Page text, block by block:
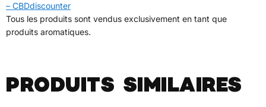
– CBDdiscounter
Tous les produits sont vendus exclusivement en tant que
produits aromatiques.
PRODUITS SIMILAIRES